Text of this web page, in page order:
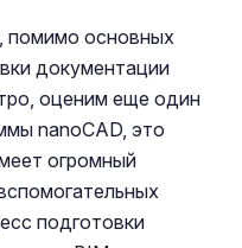
помимо основных
документации
оценим еще один
nanoCAD, это
огромный
подготовки